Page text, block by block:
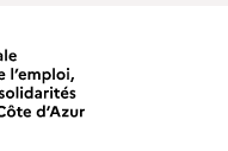
du travail, de l'emploi,